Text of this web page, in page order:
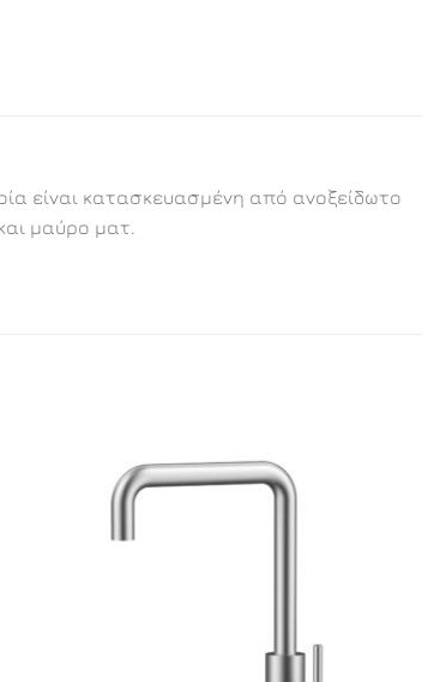
είναι κατασκευασμένη από ανοξείδωτο
μαύρο ματ.